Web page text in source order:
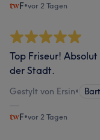
F•vor 2 Tagen
Top Friseur!
der Stadt.
Gestylt von Ersin•
F•vor 2 Tagen